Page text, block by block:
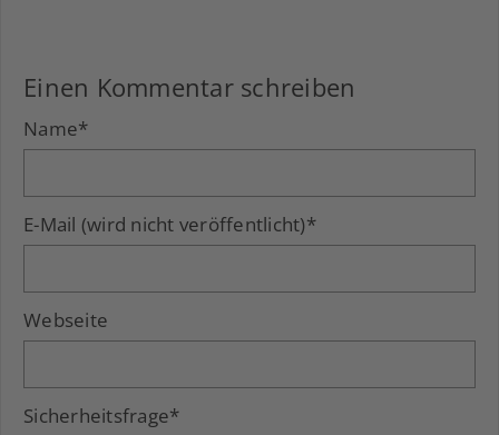
Einen Kommentar schreiben
Name*
E-Mail (wird nicht veröffentlicht)*
Webseite
Sicherheitsfrage*